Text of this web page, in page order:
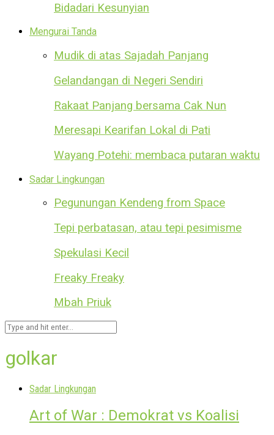
Bidadari Kesunyian
Mengurai Tanda
Mudik di atas Sajadah Panjang
Gelandangan di Negeri Sendiri
Rakaat Panjang bersama Cak Nun
Meresapi Kearifan Lokal di Pati
Wayang Potehi: membaca putaran waktu
Sadar Lingkungan
Pegunungan Kendeng from Space
Tepi perbatasan, atau tepi pesimisme
Spekulasi Kecil
Freaky Freaky
Mbah Priuk
golkar
Sadar Lingkungan
Art of War : Demokrat vs Koalisi